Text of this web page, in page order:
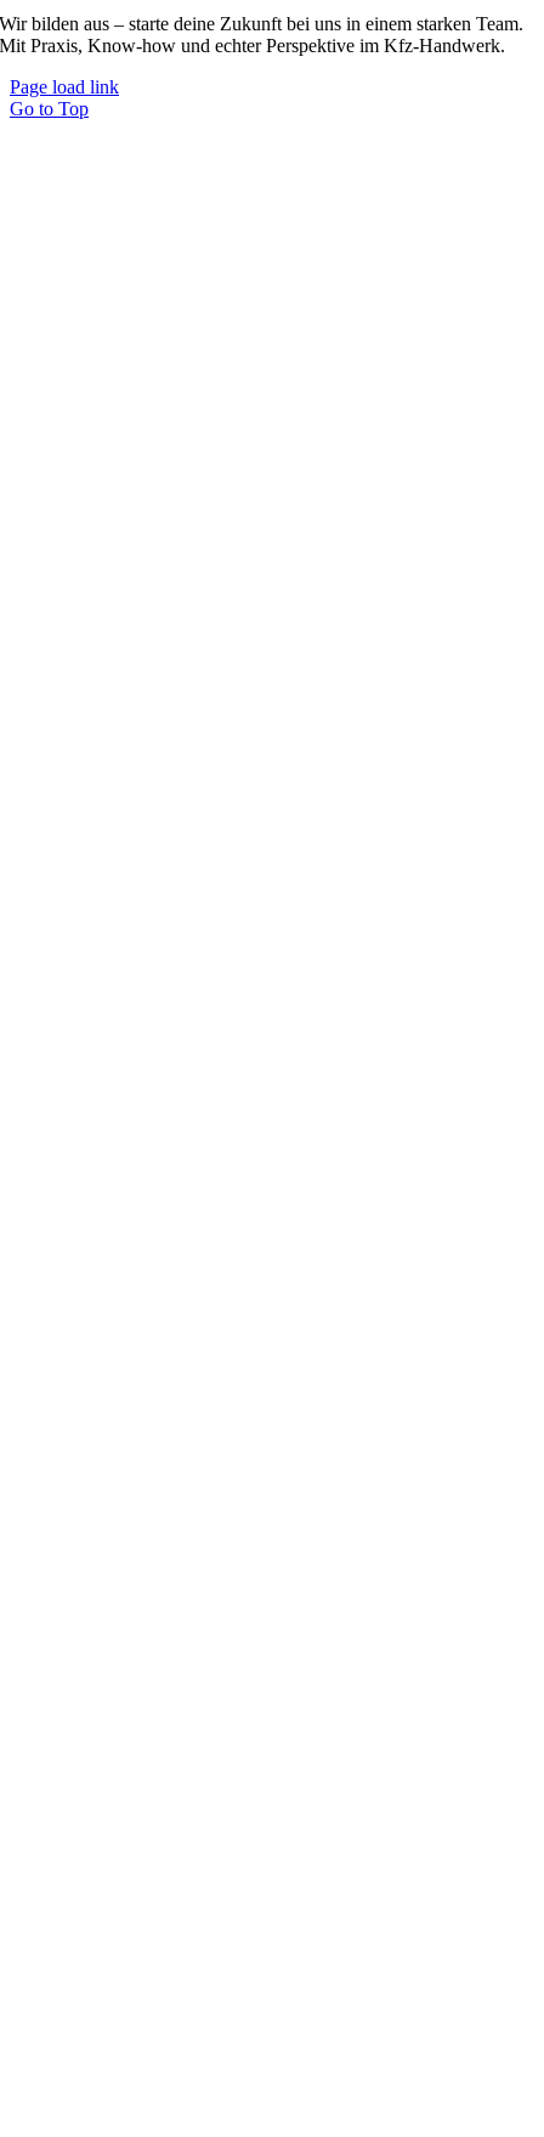
Wir bilden aus – starte deine Zukunft bei uns in einem starken Team.
Mit Praxis, Know-how und echter Perspektive im Kfz-Handwerk.
Page load link
Go to Top